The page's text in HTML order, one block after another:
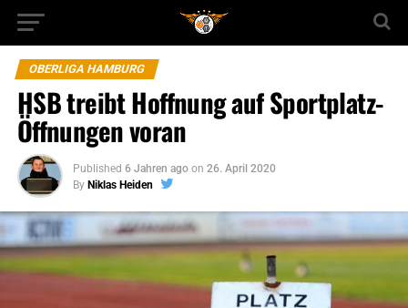
OBERLIGA HAMBURG
HSB treibt Hoffnung auf Sportplatz-
Öffnungen voran
Published 6 Jahren ago on 26. April 2020
By Niklas Heiden